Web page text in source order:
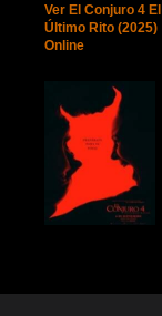
Ver El Conjuro 4 El
Último Rito (2025)
Online